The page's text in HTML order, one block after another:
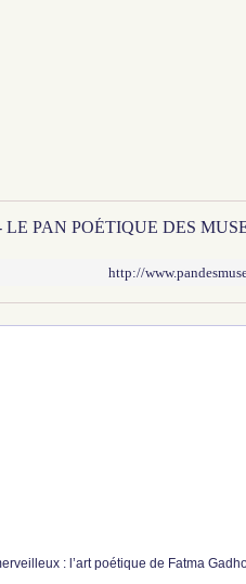
LE PAN POÉTIQUE DES
http://